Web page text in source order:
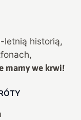
-letnią historią,
mamy we krwi!